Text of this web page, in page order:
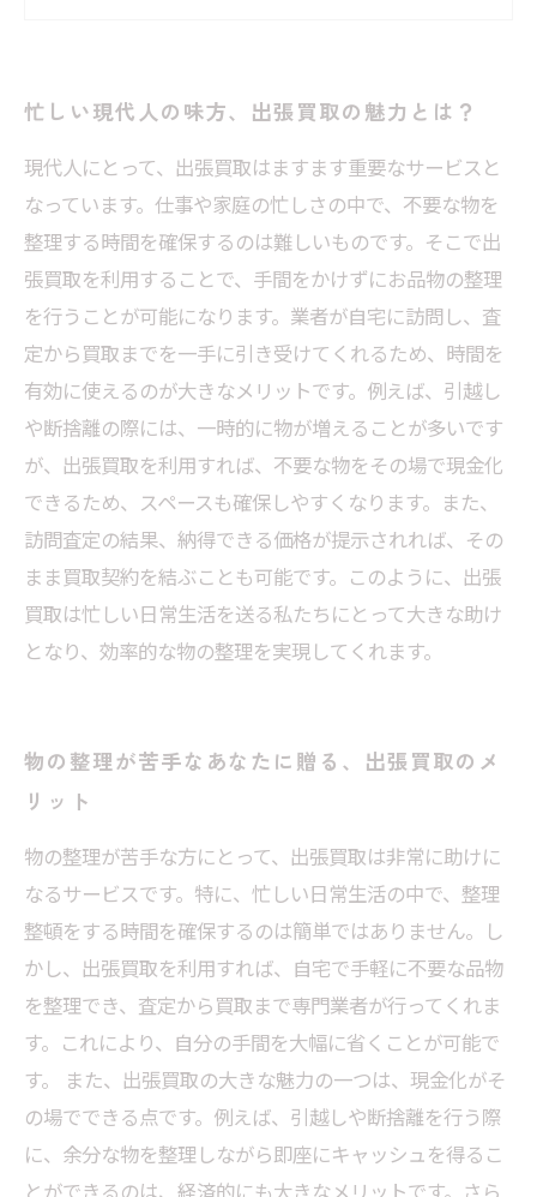
法
出張買取を利用する成功事例：お客様の声
出張買取で実現する理想的なお品物整理の未来
忙しい現代人の味方、出張買取の魅力とは？
現代人にとって、出張買取はますます重要なサービスと
なっています。仕事や家庭の忙しさの中で、不要な物を
整理する時間を確保するのは難しいものです。そこで出
張買取を利用することで、手間をかけずにお品物の整理
を行うことが可能になります。業者が自宅に訪問し、査
定から買取までを一手に引き受けてくれるため、時間を
有効に使えるのが大きなメリットです。例えば、引越し
や断捨離の際には、一時的に物が増えることが多いです
が、出張買取を利用すれば、不要な物をその場で現金化
できるため、スペースも確保しやすくなります。また、
訪問査定の結果、納得できる価格が提示されれば、その
まま買取契約を結ぶことも可能です。このように、出張
買取は忙しい日常生活を送る私たちにとって大きな助け
となり、効率的な物の整理を実現してくれます。
物の整理が苦手なあなたに贈る、出張買取のメ
リット
物の整理が苦手な方にとって、出張買取は非常に助けに
なるサービスです。特に、忙しい日常生活の中で、整理
整頓をする時間を確保するのは簡単ではありません。し
かし、出張買取を利用すれば、自宅で手軽に不要な品物
を整理でき、査定から買取まで専門業者が行ってくれま
す。これにより、自分の手間を大幅に省くことが可能で
す。 また、出張買取の大きな魅力の一つは、現金化がそ
の場でできる点です。例えば、引越しや断捨離を行う際
に、余分な物を整理しながら即座にキャッシュを得るこ
とができるのは、経済的にも大きなメリットです。さら